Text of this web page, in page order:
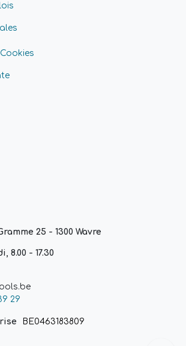
25 - 1300 Wavre
8.00 - 17.30
29
BE0463183809